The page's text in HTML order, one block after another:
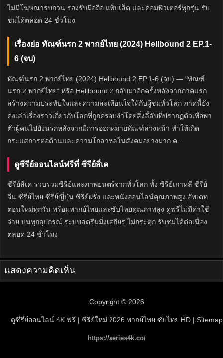
ไม่มีโฆษณารบกวน รองรับมือถือ แท็บเล็ต และคอมพิวเตอร์ทุกรุ่น รับ
ชมได้ตลอด 24 ชั่วโมง
เรื่องย่อ ทัณฑ์นรก 2 พากย์ไทย (2024) Hellbound 2 EP.1-
6 (จบ)
ทัณฑ์นรก 2 พากย์ไทย (2024) Hellbound 2 EP.1-6 (จบ) — "ทัณฑ์
นรก 2 พากย์ไทย" หรือ Hellbound 2 กลับมาอีกครั้งหลังจากภาคแรก
สร้างความประทับใจและความสะเทือนใจให้กับผู้ชมทั่วโลก ภาคนี้ยัง
คงเล่าเรื่องราวเกี่ยวกับโลกที่ถูกครอบงำโดยสิ่งลี้ลับที่ปรากฏตัวเพื่อพา
ตัวผู้คนไปยังนรกหลังจากมีการออกหมายทัณฑ์ล่วงหน้า ทำให้เกิด
กระแสการต่อต้านและความโกลาหลในสังคมอย่างมาก ค...
ดูซีรีย์ออนไลน์ฟรีที่ ซีรีย์สี่เค
ซีรีย์สี่เค รวบรวมซีรีย์และภาพยนตร์จากทั่วโลก ทั้ง ซีรีย์เกาหลี ซีรีย์
จีน ซีรีย์ไทย ซีรีย์ญี่ปุ่น ซีรีย์ฝรั่ง และหนังออนไลน์คุณภาพสูง อัพเดท
ตอนใหม่ทุกวัน พร้อมพากย์ไทยและซับไทยคุณภาพสูง ดูฟรีไม่มีค่าใช้
จ่าย บนทุกอุปกรณ์ ระบบสตรีมมิ่งเสถียร ไม่กระตุก รับชมได้ต่อเนื่อง
ตลอด 24 ชั่วโมง
แสดงความคิดเห็น
Copyright © 2026
ดูซีรีย์ออนไลน์ 4K ฟรี | ซีรีย์ใหม่ 2026 พากย์ไทย ซับไทย HD | Sitemap
https://series4k.co/